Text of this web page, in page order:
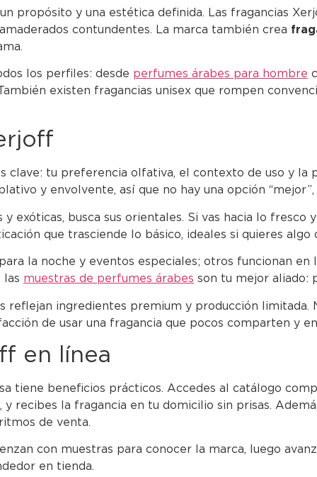
propósito y una estética definida. Las fragancias
contundentes. La marca también crea
los perfiles: desde perfumes árabes para hombre
existen fragancias unisex que rompen
tu preferencia olfativa, el contexto de uso y la
y envolvente, así que no hay una opción
exóticas, busca sus orientales. Si vas hacia lo fresco
que trasciende lo básico, ideales si quieres
la noche y eventos especiales; otros funcionan en
las muestras de perfumes árabes son tu mejor aliado:
reflejan ingredientes premium y producción limitada.
de usar una fragancia que pocos comparten y
en línea
tiene beneficios prácticos. Accedes al catálogo
recibes la fragancia en tu domicilio sin prisas.
de venta.
con muestras para conocer la marca, luego
en tienda.